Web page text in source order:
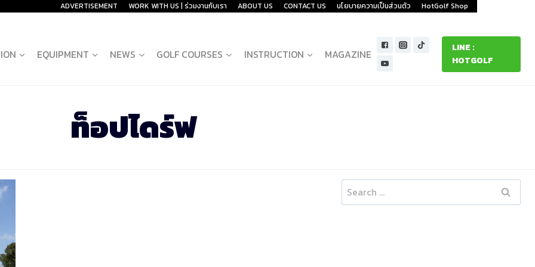
ADVERTISEMENT WORK WITH US | ร่วมงานกับเรา ABOUT US CONTACT US นโยบายความเป็นส่วนตัว HotGolf Shop
EQUIPMENT NEWS GOLF COURSES INSTRUCTION MAGAZINE
LINE :
HOTGOLF
ท็อปไดร์ฟ
Search
for: